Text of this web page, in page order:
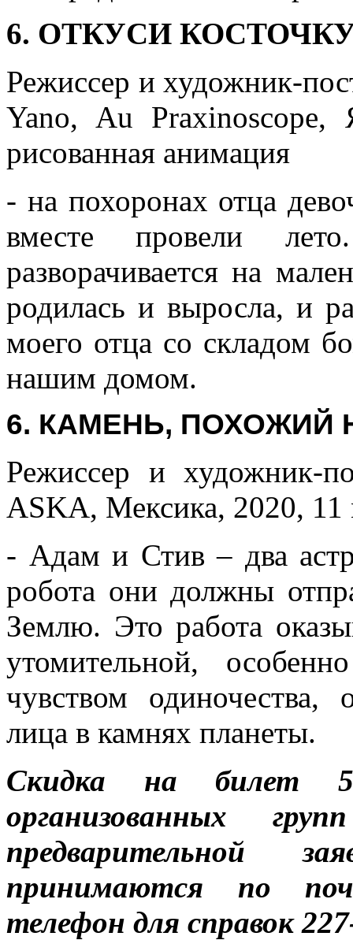
6. ОТКУСИ
Режиссер и художник-
Yano, Au
рисованная анимация
- на похоронах отца
вместе провели
разворачивается на
родилась и выросла, и
моего отца со складом
нашим домом.
6. КАМЕНЬ, ПОХОЖИЙ
Режиссер и художник-
ASKA, Мексика, 2020, 11
- Адам и Стив – два
робота они должны
Землю. Это работа
утомительной,
чувством одиночества,
лица в камнях планеты.
Скидка на билет
организованных
предварительной
принимаются по
телефон для справок